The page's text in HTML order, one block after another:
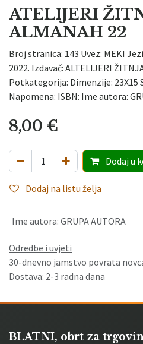
ATELIJERI
ALMANAH 22
Broj stranica: 143 Uvez: MEKI
2022. Izdavač: ALTELIJERI
Potkategorija: Dimenzije: 23X15
Napomena: ISBN: Ime autora:
8,00 €
Dodaju
Dodaj na listu želja
Ime autora: GRUPA AUTORA
Odredbe i uvjeti
30-dnevno jamstvo povrata
Dostava: 2-3 radna dana
BLATNI, obrt za